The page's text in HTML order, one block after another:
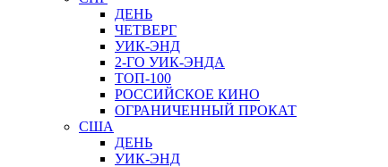
ДЕНЬ
ЧЕТВЕРГ
УИК-ЭНД
2-ГО УИК-ЭНДА
ТОП-100
РОССИЙСКОЕ КИНО
ОГРАНИЧЕННЫЙ ПРОКАТ
США
ДЕНЬ
УИК-ЭНД